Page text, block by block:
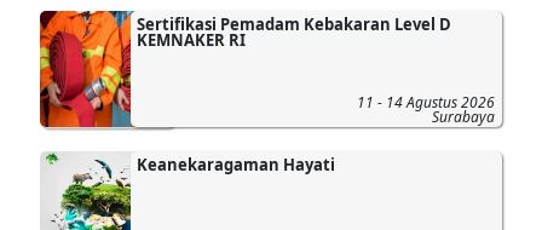
Sertifikasi Pemadam Kebakaran Level D
KEMNAKER RI
11 - 14 Agustus 2026
Surabaya
Keanekaragaman Hayati